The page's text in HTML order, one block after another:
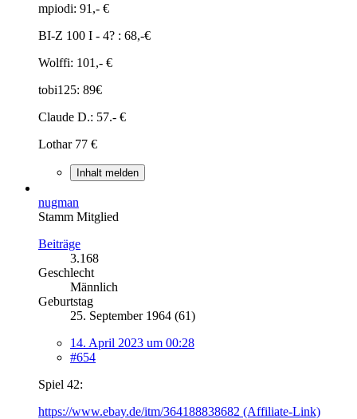
mpiodi: 91,- €
BI-Z 100 I - 4? : 68,-€
Wolffi: 101,- €
tobi125: 89€
Claude D.: 57.- €
Lothar 77 €
Inhalt melden
nugman
Stamm Mitglied
Beiträge
3.168
Geschlecht
Männlich
Geburtstag
25. September 1964 (61)
14. April 2023 um 00:28
#654
Spiel 42:
https://www.ebay.de/itm/364188838682 (Affiliate-Link)